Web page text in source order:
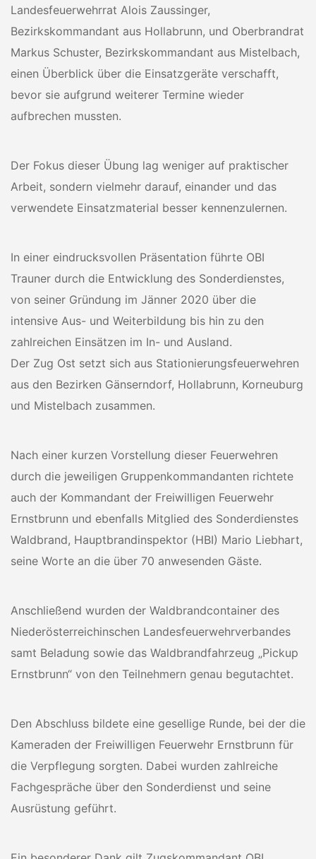
Landesfeuerwehrrat Alois Zaussinger,
Bezirkskommandant aus Hollabrunn, und Oberbrandrat
Markus Schuster, Bezirkskommandant aus Mistelbach,
einen Überblick über die Einsatzgeräte verschafft,
bevor sie aufgrund weiterer Termine wieder
aufbrechen mussten.
Der Fokus dieser Übung lag weniger auf praktischer
Arbeit, sondern vielmehr darauf, einander und das
verwendete Einsatzmaterial besser kennenzulernen.
In einer eindrucksvollen Präsentation führte OBI
Trauner durch die Entwicklung des Sonderdienstes,
von seiner Gründung im Jänner 2020 über die
intensive Aus- und Weiterbildung bis hin zu den
zahlreichen Einsätzen im In- und Ausland.
Der Zug Ost setzt sich aus Stationierungsfeuerwehren
aus den Bezirken Gänserndorf, Hollabrunn, Korneuburg
und Mistelbach zusammen.
Nach einer kurzen Vorstellung dieser Feuerwehren
durch die jeweiligen Gruppenkommandanten richtete
auch der Kommandant der Freiwilligen Feuerwehr
Ernstbrunn und ebenfalls Mitglied des Sonderdienstes
Waldbrand, Hauptbrandinspektor (HBI) Mario Liebhart,
seine Worte an die über 70 anwesenden Gäste.
Anschließend wurden der Waldbrandcontainer des
Niederösterreichinschen Landesfeuerwehrverbandes
samt Beladung sowie das Waldbrandfahrzeug „Pickup
Ernstbrunn“ von den Teilnehmern genau begutachtet.
Den Abschluss bildete eine gesellige Runde, bei der die
Kameraden der Freiwilligen Feuerwehr Ernstbrunn für
die Verpflegung sorgten. Dabei wurden zahlreiche
Fachgespräche über den Sonderdienst und seine
Ausrüstung geführt.